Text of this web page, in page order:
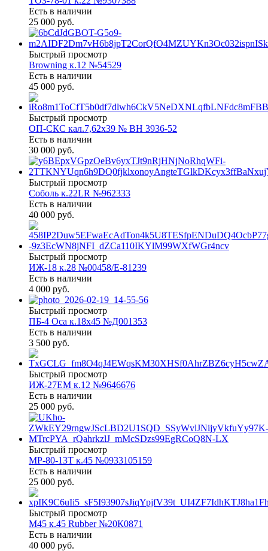
Есть в наличии
25 000 руб.
Быстрый просмотр
Browning к.12 №54529
Есть в наличии
45 000 руб.
Быстрый просмотр
ОП-СКС кал.7,62х39 № ВН 3936-52
Есть в наличии
30 000 руб.
Быстрый просмотр
Соболь к.22LR №962333
Есть в наличии
40 000 руб.
Быстрый просмотр
ИЖ-18 к.28 №00458/Е-81239
Есть в наличии
4 000 руб.
Быстрый просмотр
ПБ-4 Оса к.18х45 №Д001353
Есть в наличии
3 500 руб.
Быстрый просмотр
ИЖ-27ЕМ к.12 №9646676
Есть в наличии
25 000 руб.
Быстрый просмотр
МР-80-13Т к.45 №0933105159
Есть в наличии
25 000 руб.
Быстрый просмотр
М45 к.45 Rubber №20К0871
Есть в наличии
40 000 руб.